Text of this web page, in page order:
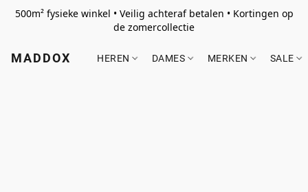
500m² fysieke winkel • Veilig achteraf betalen • Kortingen op
de zomercollectie
MADDOX HEREN DAMES MERKEN SALE